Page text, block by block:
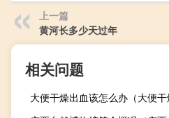
上一篇
黄河长多少天过年
相关问题
大便干燥出血该怎么办（大便干